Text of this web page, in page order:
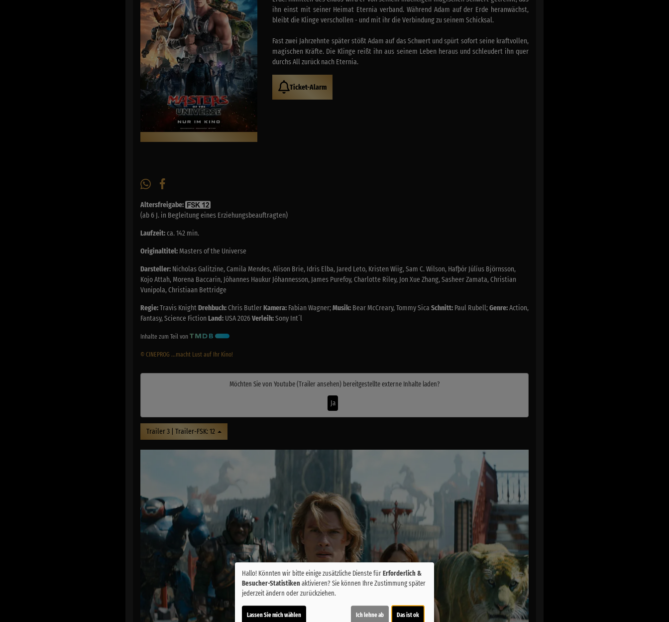
ihn einst mit seiner Heimat Eternia verband. Während Adam auf der Erde heranwächst,
bleibt die Klinge verschollen - und mit ihr die Verbindung zu seinem Schicksal.
Fast zwei Jahrzehnte später stößt Adam auf das Schwert und spürt sofort seine kraftvollen,
magischen Kräfte. Die Klinge reißt ihn aus seinem Leben heraus und schleudert ihn quer
durchs All zurück nach Eternia.
Ticket-Alarm
Altersfreigabe:
(ab 6 J. in Begleitung eines Erziehungsbeauftragten)
Laufzeit:ca. 142 min.
Originaltitel: Masters of the Universe
Darsteller: Nicholas Galitzine, Camila Mendes, Alison Brie, Idris Elba, Jared Leto, Kristen Wiig, Sam C. Wilson, Hafþór Júlíus Björnsson,
Kojo Attah, Morena Baccarin, Jóhannes Haukur Jóhannesson, James Purefoy, Charlotte Riley, Jon Xue Zhang, Sasheer Zamata, Christian
Vunipola, Christiaan Bettridge
Regie:Travis KnightDrehbuch:Chris ButlerKamera: Fabian Wagner;Musik: Bear McCreary, Tommy Sica Schnitt: Paul Rubell;Genre:Action,
Fantasy, Science Fiction Land: USA 2026Verleih:Sony Int´l
Inhalte zum Teil von
© CINEPROG ...macht Lust auf Ihr Kino!
Möchten Sie von Youtube (Trailer ansehen)bereitgestellte externe Inhalte laden?
Ja
Trailer 3 | Trailer-FSK: 12
Hallo! Könnten wir bitte einige zusätzliche Dienste fürErforderlich &
Besucher-Statistikenaktivieren? Sie können Ihre Zustimmung später
jederzeit ändern oder zurückziehen.
Lassen Sie mich wählen Ich lehne ab Das ist ok